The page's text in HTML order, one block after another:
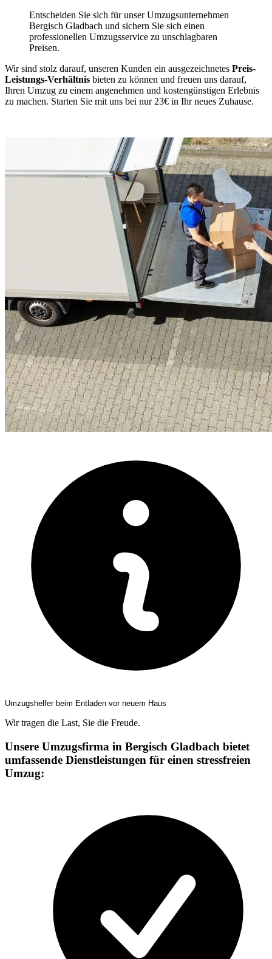
Entscheiden Sie sich für unser Umzugsunternehmen
Bergisch Gladbach und sichern Sie sich einen
professionellen Umzugsservice zu unschlagbaren
Preisen.
Wir sind stolz darauf, unseren Kunden ein ausgezeichnetes Preis-
Leistungs-Verhältnis bieten zu können und freuen uns darauf,
Ihren Umzug zu einem angenehmen und kostengünstigen Erlebnis
zu machen. Starten Sie mit uns bei nur 23€ in Ihr neues Zuhause.
Umzugshelfer beim Entladen vor neuem Haus
Wir tragen die Last, Sie die Freude.
Unsere Umzugsfirma in Bergisch Gladbach bietet
umfassende Dienstleistungen für einen stressfreien
Umzug: